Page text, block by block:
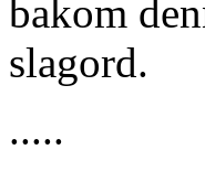
bakom
slagord.
.....